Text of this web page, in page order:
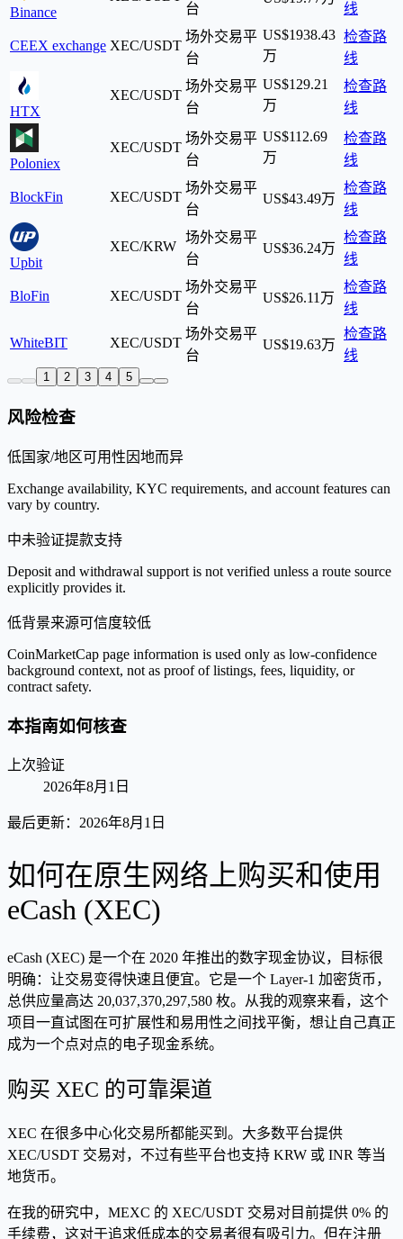
Binance
台
线
CEEX exchange XEC/USDT
场外交易平
台
US$1938.43
万
检查路
线
HTX
XEC/USDT
场外交易平
台
US$129.21
万
检查路
线
Poloniex
XEC/USDT
场外交易平
台
US$112.69
万
检查路
线
BlockFin XEC/USDT
场外交易平
台
US$43.49万
检查路
线
Upbit
XEC/KRW
场外交易平
台
US$36.24万
检查路
线
BloFin XEC/USDT
场外交易平
台
US$26.11万
检查路
线
WhiteBIT XEC/USDT
场外交易平
台
US$19.63万
检查路
线
1 2 3 4 5
风险检查
低国家/地区可用性因地而异
Exchange availability, KYC requirements, and account features can
vary by country.
中未验证提款支持
Deposit and withdrawal support is not verified unless a route source
explicitly provides it.
低背景来源可信度较低
CoinMarketCap page information is used only as low-confidence
background context, not as proof of listings, fees, liquidity, or
contract safety.
本指南如何核查
上次验证
2026年8月1日
最后更新： 2026年8月1日
如何在原生网络上购买和使用
eCash (XEC)
eCash (XEC) 是一个在 2020 年推出的数字现金协议，目标很
明确：让交易变得快速且便宜。它是一个 Layer-1 加密货币，
总供应量高达 20,037,370,297,580 枚。从我的观察来看，这个
项目一直试图在可扩展性和易用性之间找平衡，想让自己真正
成为一个点对点的电子现金系统。
购买 XEC 的可靠渠道
XEC 在很多中心化交易所都能买到。大多数平台提供
XEC/USDT 交易对，不过有些平台也支持 KRW 或 INR 等当
地货币。
在我的研究中，MEXC 的 XEC/USDT 交易对目前提供 0% 的
手续费，这对于追求低成本的交易者很有吸引力。但在注册